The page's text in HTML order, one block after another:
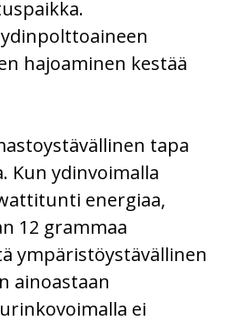
hajoaminen kestää
tapa
Kun ydinvoimalla
energiaa,
12 grammaa
ympäristöystävällinen
ainoastaan
ei